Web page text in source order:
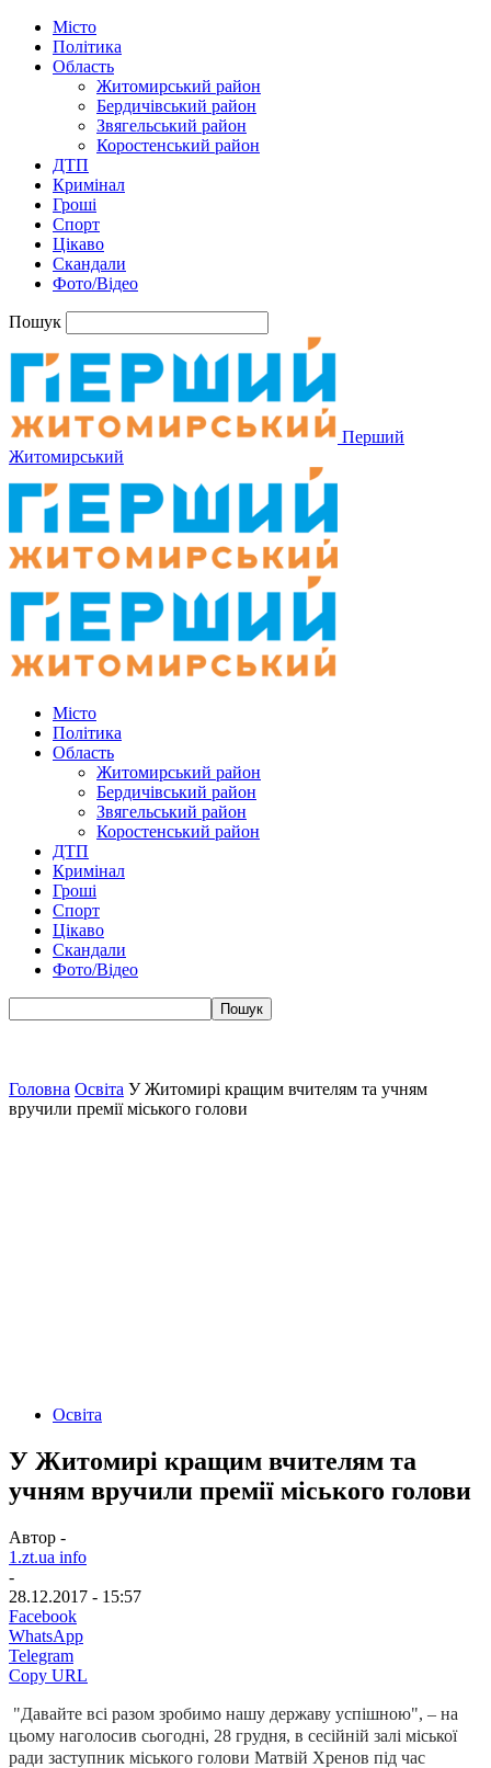
Місто
Політика
Область
Житомирський район
Бердичівський район
Звягельський район
Коростенський район
ДТП
Кримінал
Гроші
Спорт
Цікаво
Скандали
Фото/Відео
Пошук
Перший
Житомирський
Місто
Політика
Область
Житомирський район
Бердичівський район
Звягельський район
Коростенський район
ДТП
Кримінал
Гроші
Спорт
Цікаво
Скандали
Фото/Відео
Головна Освіта У Житомирі кращим вчителям та учням
вручили премії міського голови
Освіта
У Житомирі кращим вчителям та
учням вручили премії міського голови
Автор -
1.zt.ua info
-
28.12.2017 - 15:57
Facebook
WhatsApp
Telegram
Copy URL
"Давайте всі разом зробимо нашу державу успішною", – на
цьому наголосив сьогодні, 28 грудня, в сесійній залі міської
ради заступник міського голови Матвій Хренов під час